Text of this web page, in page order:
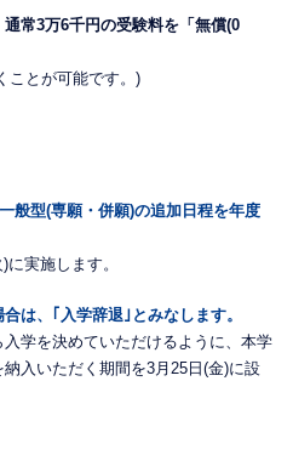
常3万6千円の受験料を「無償(0
ことが可能です。)
般型(専願・併願)の追加日程を年度
実施します。
は、｢入学辞退｣とみなします。
学を決めていただけるように、本学
入いただく期間を3月25日(金)に設